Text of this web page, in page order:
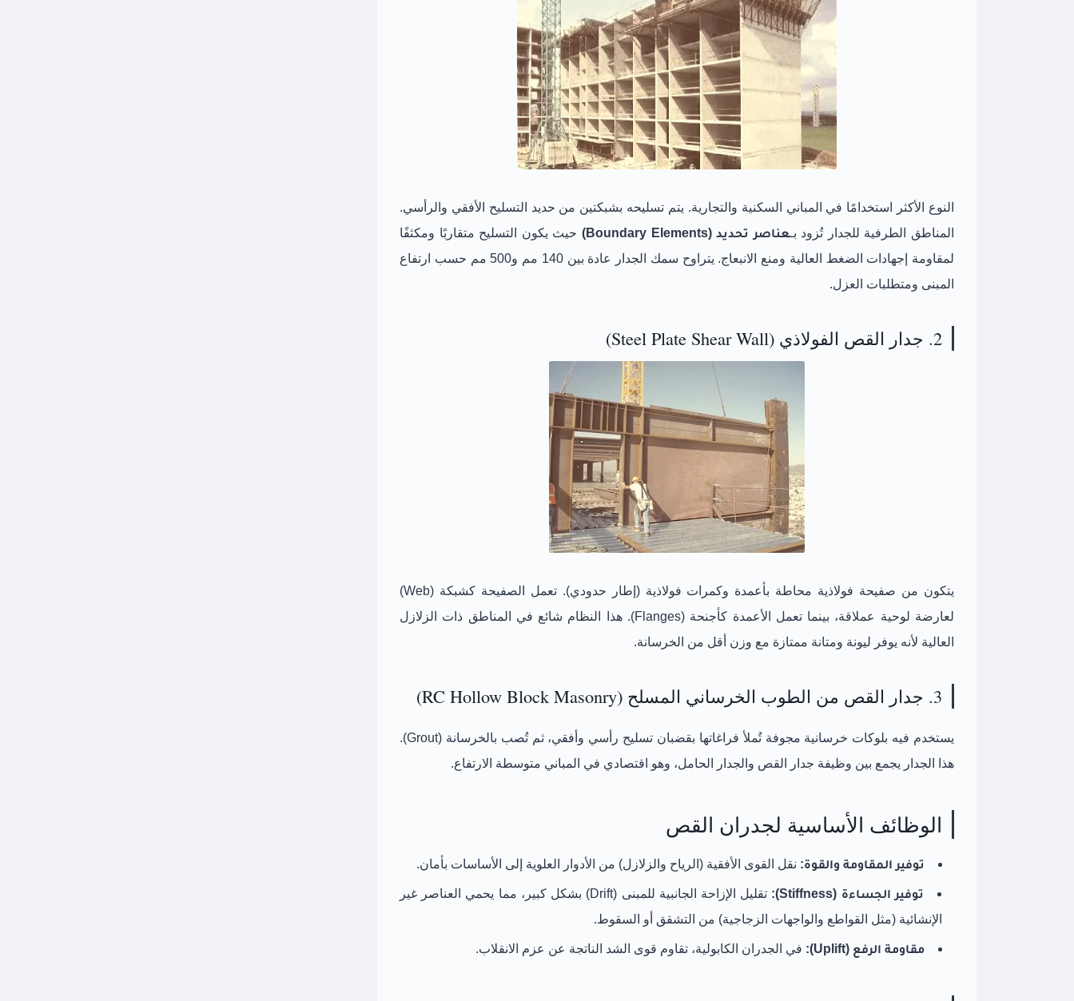
النوع الأكثر استخدامًا في المباني السكنية والتجارية. يتم تسليحه بشبكتين من حديد التسليح الأفقي والرأسي.
المناطق الطرفية للجدار تُزود بـعناصر تحديد (Boundary Elements)
حيث يكون التسليح متقاربًا ومكثفًا
لمقاومة إجهادات الضغط العالية ومنع الانبعاج. يتراوح سمك الجدار عادة بين 140 مم و500 مم حسب ارتفاع
المبنى ومتطلبات العزل.
2. جدار القص الفولاذي (Steel Plate Shear Wall)
يتكون من صفيحة فولاذية محاطة بأعمدة وكمرات فولاذية (إطار حدودي). تعمل الصفيحة كشبكة (Web)
لعارضة لوحية عملاقة، بينما تعمل الأعمدة كأجنحة (Flanges). هذا النظام شائع في المناطق ذات الزلازل
العالية لأنه يوفر ليونة ومتانة ممتازة مع وزن أقل من الخرسانة.
3. جدار القص من الطوب الخرساني المسلح (RC Hollow Block Masonry)
يستخدم فيه بلوكات خرسانية مجوفة تُملأ فراغاتها بقضبان تسليح رأسي وأفقي، ثم تُصب بالخرسانة (Grout).
هذا الجدار يجمع بين وظيفة جدار القص والجدار الحامل، وهو اقتصادي في المباني متوسطة الارتفاع.
الوظائف الأساسية لجدران القص
توفير المقاومة والقوة: نقل القوى الأفقية (الرياح والزلازل) من الأدوار العلوية إلى الأساسات بأمان.
توفير الجساءة (Stiffness):
تقليل الإزاحة الجانبية للمبنى (Drift) بشكل كبير، مما يحمي العناصر غير
الإنشائية (مثل القواطع والواجهات الزجاجية) من التشقق أو السقوط.
مقاومة الرفع (Uplift): في الجدران الكابولية، تقاوم قوى الشد الناتجة عن عزم الانقلاب.